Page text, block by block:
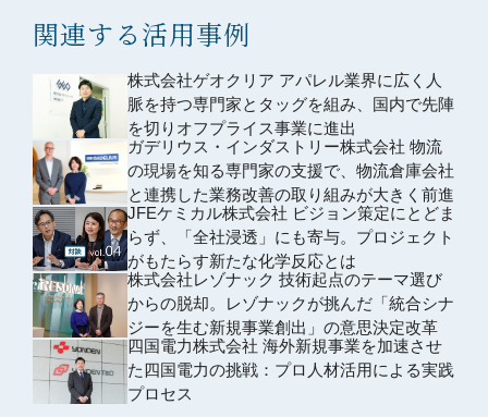
関連する活用事例
株式会社ゲオクリア アパレル業界に広く人
脈を持つ専門家とタッグを組み、国内で先陣
を切りオフプライス事業に進出
ガデリウス・インダストリー株式会社 物流
の現場を知る専門家の支援で、物流倉庫会社
と連携した業務改善の取り組みが大きく前進
JFEケミカル株式会社 ビジョン策定にとどま
らず、「全社浸透」にも寄与。プロジェクト
がもたらす新たな化学反応とは
株式会社レゾナック 技術起点のテーマ選び
からの脱却。レゾナックが挑んだ「統合シナ
ジーを生む新規事業創出」の意思決定改革
四国電力株式会社 海外新規事業を加速させ
た四国電力の挑戦：プロ人材活用による実践
プロセス